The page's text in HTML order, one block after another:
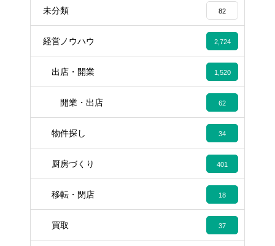
未分類 82
経営ノウハウ 2,724
出店・開業 1,520
開業・出店 62
物件探し 34
厨房づくり 401
移転・閉店 18
買取 37